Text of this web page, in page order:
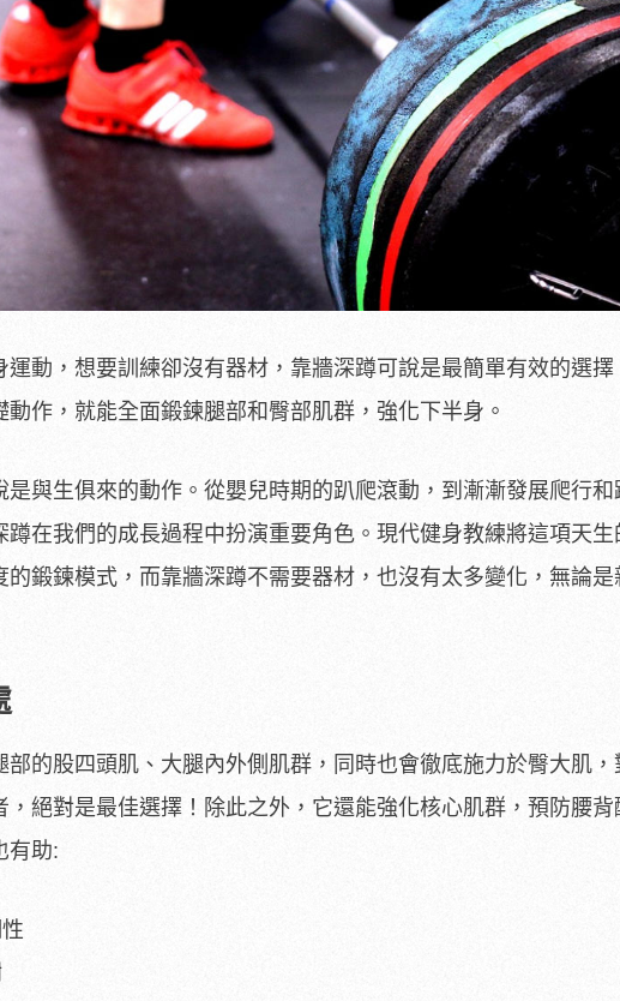
運動，想要訓練卻沒有器材，靠牆深蹲可說是最簡單有效的選擇
作，就能全面鍛鍊腿部和臀部肌群，強化下半身。
是與生俱來的動作。從嬰兒時期的趴爬滾動，到漸漸發展爬行和
蹲在我們的成長過程中扮演重要角色。現代健身教練將這項天生
的鍛鍊模式，而靠牆深蹲不需要器材，也沒有太多變化，無論是
部的股四頭肌、大腿內外側肌群，同時也會徹底施力於臀大肌，
，絕對是最佳選擇！除此之外，它還能強化核心肌群，預防腰背
有助: